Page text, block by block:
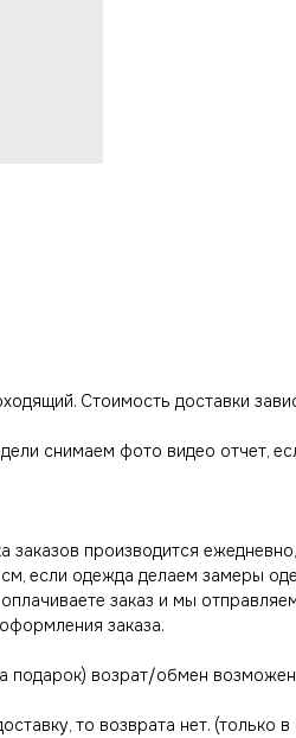
Стоимость доставки
снимаем фото видео отчет,
производится
если одежда делаем замеры
заказ и мы
заказа.
подарок) возрат/обмен
то возврата нет. (только